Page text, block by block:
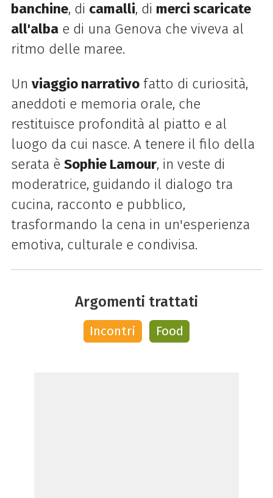
banchine, di camalli, di merci scaricate
all'albae di una Genova che viveva al
ritmo delle maree.
Un viaggio narrativofatto di curiosità,
aneddoti e memoria orale, che
restituisce profondità al piatto e al
luogo da cui nasce. A tenere il filo della
serata è Sophie Lamour, in veste di
moderatrice, guidando il dialogo tra
cucina, racconto e pubblico,
trasformando la cena in un'esperienza
emotiva, culturale e condivisa.
Argomenti trattati
Incontri Food